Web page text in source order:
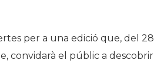
Econòmics i Socials
per a una edició que, del 28
convidarà el públic a descobrir